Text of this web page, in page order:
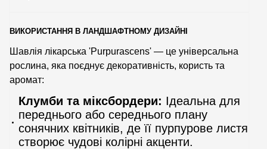
ВИКОРИСТАННЯ В ЛАНДШАФТНОМУ ДИЗАЙНІ
Шавлія лікарська 'Purpurascens' — це універсальна
рослина, яка поєднує декоративність, користь та
аромат:
Клумби та міксбордери: Ідеальна для
переднього або середнього плану
сонячних квітників, де її пурпурове листя
створює чудові колірні акценти.